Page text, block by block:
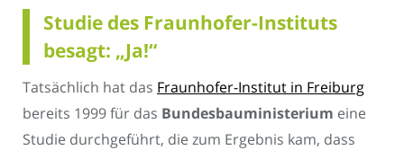
Studie des Fraunhofer-Instituts
besagt: „Ja!“
Tatsächlich hat das Fraunhofer-Institut in Freiburg
bereits 1999 für das Bundesbauministerium eine
Studie durchgeführt, die zum Ergebnis kam, dass